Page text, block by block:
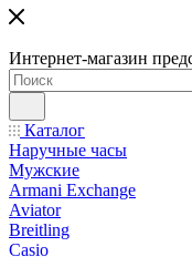
Интернет-магазин
Каталог
Наручные часы
Мужские
Armani Exchange
Aviator
Breitling
Casio